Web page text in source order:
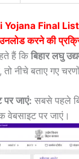
Yojana Final
करने की
हैं कि बिहार लघु
तो नीचे बताए गए
पर जाएं: सबसे पहले
वेबसाइट पर जाएं।